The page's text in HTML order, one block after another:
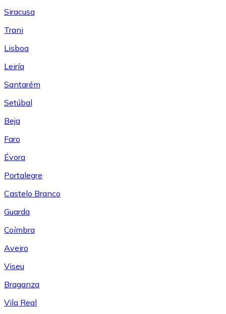
Siracusa
Trani
Lisboa
Leiría
Santarém
Setúbal
Beja
Faro
Évora
Portalegre
Castelo Branco
Guarda
Coímbra
Aveiro
Viseu
Braganza
Vila Real